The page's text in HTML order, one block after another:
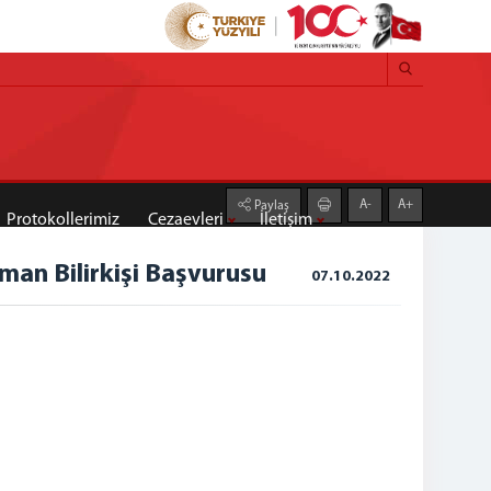
Protokollerimiz Cezaevleri İletişim
Paylaş A- A+
Bilirkişi Başvurusu 07.10.2022